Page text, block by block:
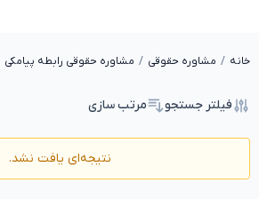
خانه مشاوره حقوقی مشاوره حقوقی رابطه پیامکی
فیلتر جستجو مرتب سازی
نتیجه‌ای یافت نشد.